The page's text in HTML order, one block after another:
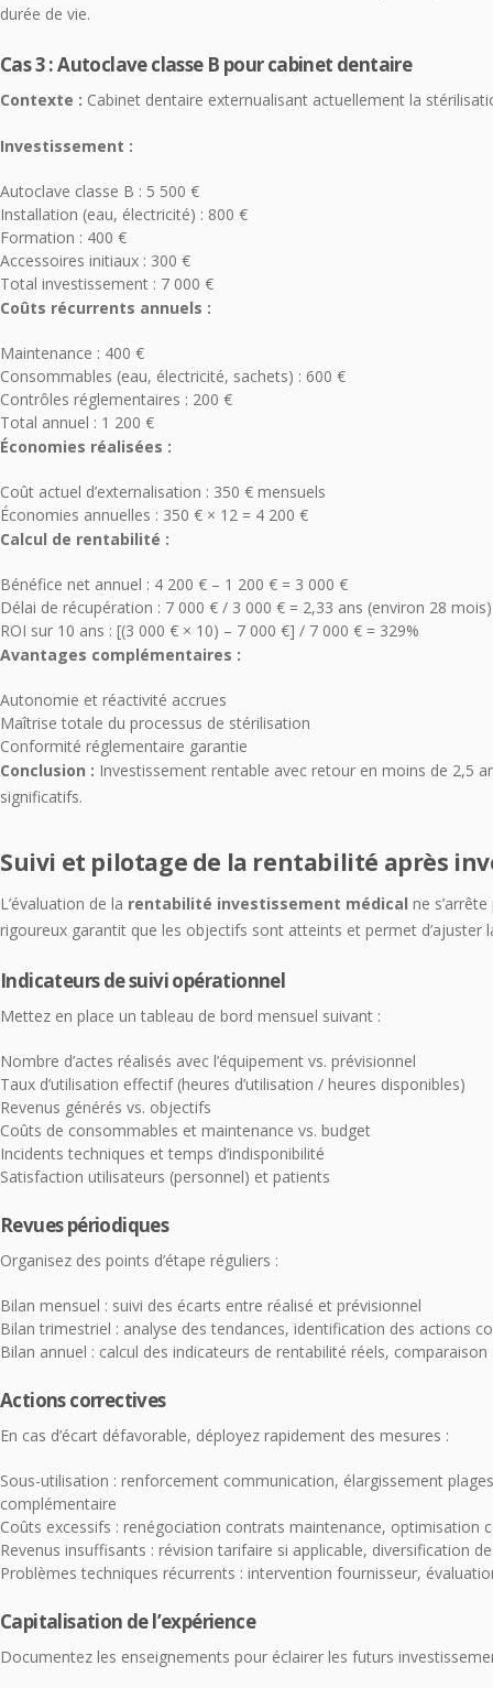
durée de vie.
Cas 3 : Autoclave classe B pour cabinet dentaire
Contexte : Cabinet dentaire externualisant actuellement la
Investissement :
Autoclave classe B : 5 500 €
Installation (eau, électricité) : 800 €
Formation : 400 €
Accessoires initiaux : 300 €
Total investissement : 7 000 €
Coûts récurrents annuels :
Maintenance : 400 €
Consommables (eau, électricité, sachets) : 600 €
Contrôles réglementaires : 200 €
Total annuel : 1 200 €
Économies réalisées :
Coût actuel d’externalisation : 350 € mensuels
Économies annuelles : 350 € × 12 = 4 200 €
Calcul de rentabilité :
Bénéfice net annuel : 4 200 € – 1 200 € = 3 000 €
Délai de récupération : 7 000 € / 3 000 € = 2,33 ans (environ 28 mois)
ROI sur 10 ans : [(3 000 € × 10) – 7 000 €] / 7 000 € = 329%
Avantages complémentaires :
Autonomie et réactivité accrues
Maîtrise totale du processus de stérilisation
Conformité réglementaire garantie
Conclusion : Investissement rentable avec retour en moins de 2,5
significatifs.
Suivi et pilotage de la rentabilité après
L’évaluation de la rentabilité investissement médical ne
rigoureux garantit que les objectifs sont atteints et permet d’ajuster
Indicateurs de suivi opérationnel
Mettez en place un tableau de bord mensuel suivant :
Nombre d’actes réalisés avec l’équipement vs. prévisionnel
Taux d’utilisation effectif (heures d’utilisation / heures disponibles)
Revenus générés vs. objectifs
Coûts de consommables et maintenance vs. budget
Incidents techniques et temps d’indisponibilité
Satisfaction utilisateurs (personnel) et patients
Revues périodiques
Organisez des points d’étape réguliers :
Bilan mensuel : suivi des écarts entre réalisé et prévisionnel
Bilan trimestriel : analyse des tendances, identification des actions
Bilan annuel : calcul des indicateurs de rentabilité réels,
Actions correctives
En cas d’écart défavorable, déployez rapidement des mesures :
Sous-utilisation : renforcement communication, élargissement
complémentaire
Coûts excessifs : renégociation contrats maintenance, optimisation
Revenus insuffisants : révision tarifaire si applicable, diversification
Problèmes techniques récurrents : intervention fournisseur,
Capitalisation de l’expérience
Documentez les enseignements pour éclairer les futurs